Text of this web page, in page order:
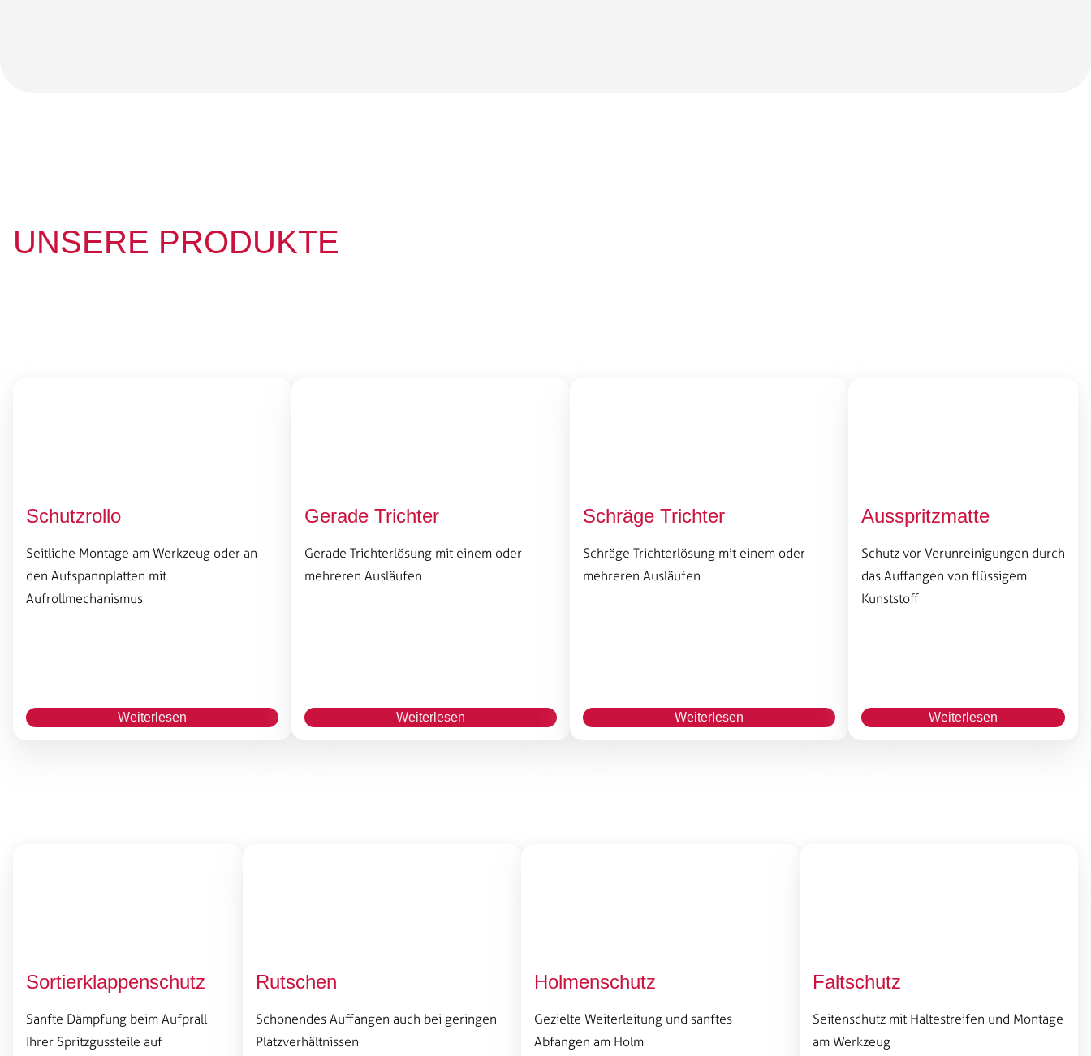
UNSERE PRODUKTE
Schutzrollo
Seitliche Montage am Werkzeug oder an
den Aufspannplatten mit
Aufrollmechanismus
Weiterlesen
Gerade Trichter
Gerade Trichterlösung mit einem oder
mehreren Ausläufen
Weiterlesen
Schräge Trichter
Schräge Trichterlösung mit einem oder
mehreren Ausläufen
Weiterlesen
Ausspritzmatte
Schutz vor Verunreinigungen durch
das Auffangen von flüssigem
Kunststoff
Weiterlesen
Sortierklappenschutz
Sanfte Dämpfung beim Aufprall
Ihrer Spritzgussteile auf
Rutschen
Schonendes Auffangen auch bei geringen
Platzverhältnissen
Holmenschutz
Gezielte Weiterleitung und sanftes
Abfangen am Holm
Faltschutz
Seitenschutz mit Haltestreifen und Montage
am Werkzeug